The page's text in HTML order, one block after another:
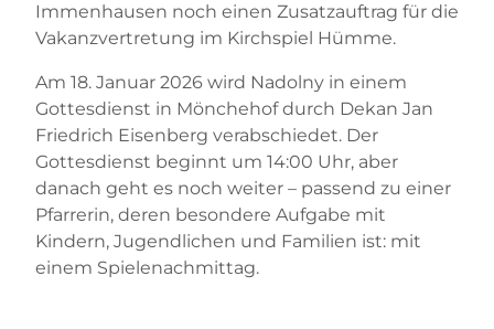
Immenhausen noch einen Zusatzauftrag für die
Vakanzvertretung im Kirchspiel Hümme.
Am 18. Januar 2026 wird Nadolny in einem
Gottesdienst in Mönchehof durch Dekan Jan
Friedrich Eisenberg verabschiedet. Der
Gottesdienst beginnt um 14:00 Uhr, aber
danach geht es noch weiter – passend zu einer
Pfarrerin, deren besondere Aufgabe mit
Kindern, Jugendlichen und Familien ist: mit
einem Spielenachmittag.